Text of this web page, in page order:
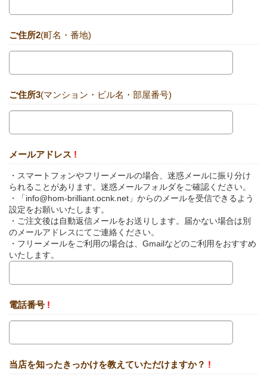
ご住所2(町名・番地)
ご住所3(マンション・ビル名・部屋番号)
メールアドレス !
・スマートフォンやフリーメールの場合、迷惑メールに振り分け
られることがあります。迷惑メールフォルダをご確認ください。
・「info@hom-brilliant.ocnk.net」からのメールを受信できるよう
設定をお願いいたします。
・ご注文後は自動返信メールをお送りします。届かない場合は別
のメールアドレスにてご連絡ください。
・フリーメールをご利用の場合は、Gmailなどのご利用をおすすめ
いたします。
電話番号 !
当店を知ったきっかけを教えていただけますか？ !